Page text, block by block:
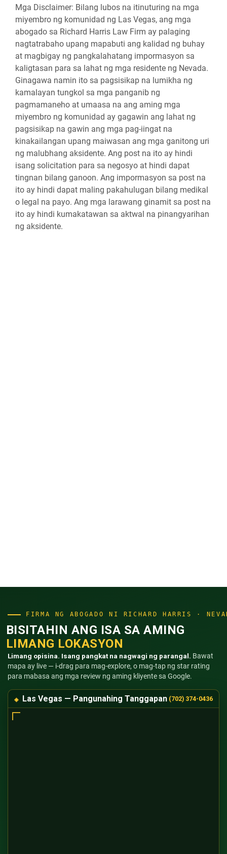
Mga Disclaimer: Bilang lubos na itinuturing na mga
miyembro ng komunidad ng Las Vegas, ang mga
abogado sa Richard Harris Law Firm ay palaging
nagtatrabaho upang mapabuti ang kalidad ng buhay
at magbigay ng pangkalahatang impormasyon sa
kaligtasan para sa lahat ng mga residente ng Nevada.
Ginagawa namin ito sa pagsisikap na lumikha ng
kamalayan tungkol sa mga panganib ng
pagmamaneho at umaasa na ang aming mga
miyembro ng komunidad ay gagawin ang lahat ng
pagsisikap na gawin ang mga pag-iingat na
kinakailangan upang maiwasan ang mga ganitong uri
ng malubhang aksidente. Ang post na ito ay hindi
isang solicitation para sa negosyo at hindi dapat
tingnan bilang ganoon. Ang impormasyon sa post na
ito ay hindi dapat maling pakahulugan bilang medikal
o legal na payo. Ang mga larawang ginamit sa post na
ito ay hindi kumakatawan sa aktwal na pinangyarihan
ng aksidente.
FIRMA NG ABOGADO NI RICHARD HARRIS ·
BISITAHIN ANG ISA SA AMING
LIMANG LOKASYON
Limang opisina. Isang pangkat na nagwagi ng parangal. Bawat
mapa ay live — i-drag para mag-explore, o mag-tap ng star rating
para mabasa ang mga review ng aming kliyente sa Google.
Las Vegas — Pangunahing Tanggapan (702) 374-0436